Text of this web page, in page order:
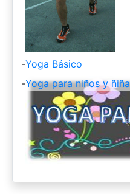
-Yoga Básico
-Yoga para niños y